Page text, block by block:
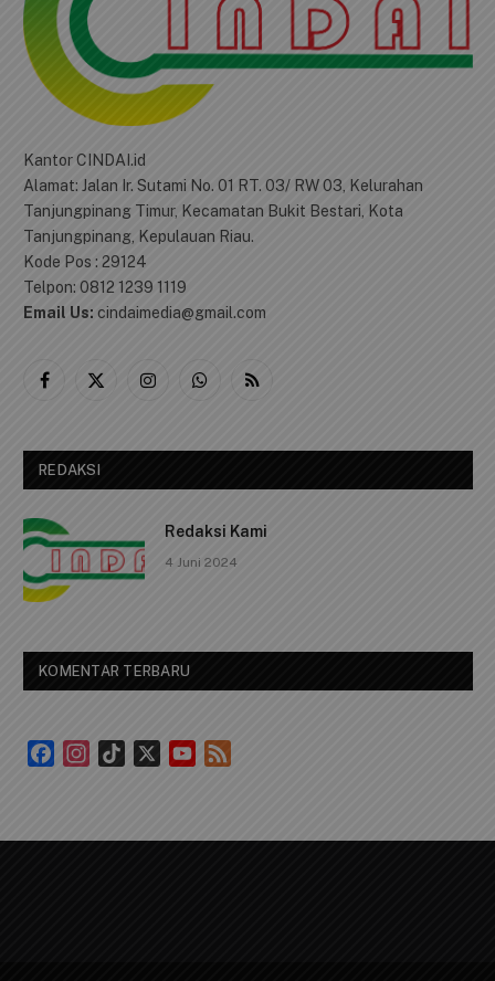
Kantor CINDAI.id
Alamat: Jalan Ir. Sutami No. 01 RT. 03/ RW 03, Kelurahan
Tanjungpinang Timur, Kecamatan Bukit Bestari, Kota
Tanjungpinang, Kepulauan Riau.
Kode Pos : 29124
Telpon: 0812 1239 1119
Email Us: cindaimedia@gmail.com
Facebook
X
InstagramWhatsApp
RSS
REDAKSI
Redaksi Kami
4 Juni 2024
KOMENTAR TERBARU
FacebookInstagram
TikTok
YouTube